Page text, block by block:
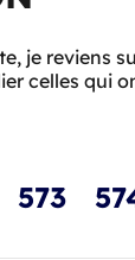
je reviens
celles qui
573